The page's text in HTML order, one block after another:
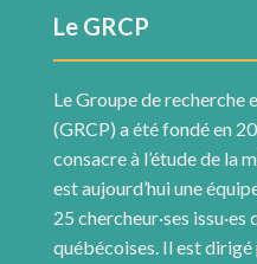
Le GRCP
Le Groupe de
(GRCP) a été fondé en
consacre à l’étude de la
est aujourd’hui une
25 chercheur·ses
québécoises. Il est dirigé